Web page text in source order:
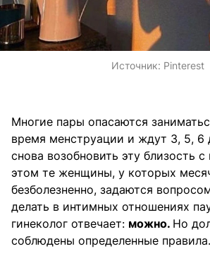
Источник: Pinterest
Многие пары опасаются
время менструации и ждут 3, 5, 6
снова возобновить эту близость
этом те женщины, у которых
безболезненно, задаются
делать в интимных отношениях
гинеколог отвечает: можно. Но
соблюдены определенные правила.